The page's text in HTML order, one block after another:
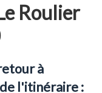
Roulier
à
l'itinéraire :